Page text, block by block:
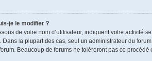
je le modifier ?
de votre nom d’utilisateur, indiquent votre
la plupart des cas, seul un administrateur du
Beaucoup de forums ne toléreront pas ce